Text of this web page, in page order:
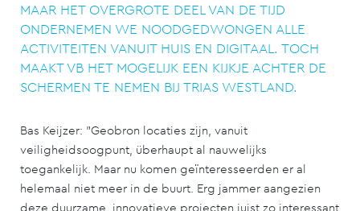
MAAR HET OVERGROTE DEEL VAN DE TIJD
ONDERNEMEN WE NOODGEDWONGEN ALLE
ACTIVITEITEN VANUIT HUIS EN DIGITAAL. TOCH
MAAKT VB HET MOGELIJK EEN KIJKJE ACHTER DE
SCHERMEN TE NEMEN BIJ TRIAS WESTLAND.
Bas Keijzer: ”Geobron locaties zijn, vanuit
veiligheidsoogpunt, überhaupt al nauwelijks
toegankelijk. Maar nu komen geïnteresseerden er al
helemaal niet meer in de buurt. Erg jammer aangezien
deze duurzame, innovatieve projecten juist zo interessant